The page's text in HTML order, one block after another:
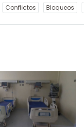
Conflictos Bloqueos